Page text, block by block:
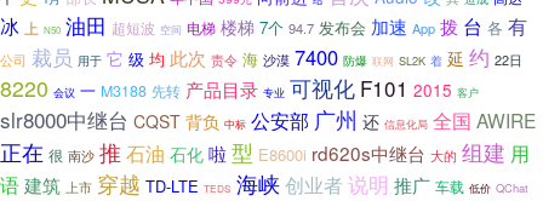
冰 上 N50 油田 超短波 空间 电梯 楼梯 7个 94.7 发布会 加速 App 拨 台 各 有
公司 裁员 用于 它 级 均 此次 责令 海 沙漠 7400 防爆 联网 SL2K 着 延 约 22日
8220 会议 一 M3188 先转 产品目录 专业 可视化 F101 2015 客户
slr8000中继台 CQST 背负 中标 公安部 广州 还 信息化局 全国 AWIRE
正在 很 南沙 推 石油 石化 啦型 E8600i rd620s中继台 大的 组建 用
语建筑 上市 穿越 TD-LTE TEDS 海峡创业者 说明 推广 车载 低价 QChat